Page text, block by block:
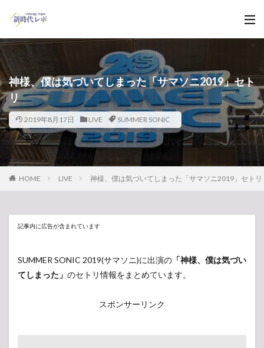
神様、僕は気づいてしまった「サマソニ2019」セト
リ
2019年8月17日 LIVE SUMMER SONIC
HOME LIVE 神様、僕は気づいてしまった「サマソニ2019」セトリ
記事内に広告が含まれています
SUMMER SONIC 2019(サマソニ)に出演の 「神様、僕は気づい
てしまった」 のセトリ情報をまとめています。
スポンサーリンク